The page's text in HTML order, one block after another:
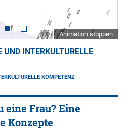
Animation stoppen
UND INTERKULTURELLE
KOMPETENZ
eine Frau? Eine
Konzepte